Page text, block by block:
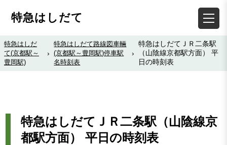
特急はしだて
特急はしだ
て(京都駅～
豊岡駅)
›
特急はしだて路線図車輛
(京都駅～豊岡駅)停車駅
名時刻表
›
特急はしだてＪＲ二条駅
（山陰線京都駅方面） 平
日の時刻表
特急はしだてＪＲ二条駅（山陰線京
都駅方面） 平日の時刻表